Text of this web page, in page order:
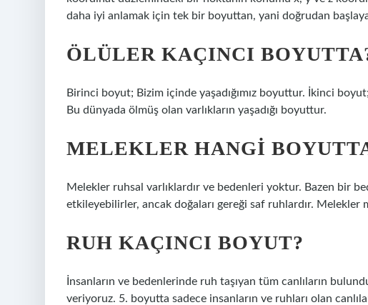
daha iyi anlamak için tek bir boyuttan, yani doğrudan
ÖLÜLER KAÇINCI
Birinci boyut; Bizim içinde yaşadığımız boyuttur. İkinci
Bu dünyada ölmüş olan varlıkların yaşadığı boyuttur.
MELEKLER HANGI
Melekler ruhsal varlıklardır ve bedenleri yoktur. Bazen bir
etkileyebilirler, ancak doğaları gereği saf ruhlardır. Melekler
RUH KAÇINCI BOYUT?
İnsanların ve bedenlerinde ruh taşıyan tüm canlıların
veriyoruz. 5. boyutta sadece insanların ve ruhları olan